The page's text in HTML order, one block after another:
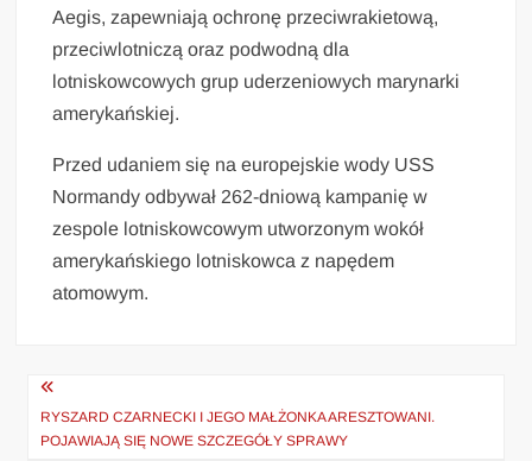
Aegis, zapewniają ochronę przeciwrakietową,
przeciwlotniczą oraz podwodną dla
lotniskowcowych grup uderzeniowych marynarki
amerykańskiej.
Przed udaniem się na europejskie wody USS
Normandy odbywał 262-dniową kampanię w
zespole lotniskowcowym utworzonym wokół
amerykańskiego lotniskowca z napędem
atomowym.
Nawigacja
wpisu
RYSZARD CZARNECKI I JEGO MAŁŻONKA ARESZTOWANI.
POJAWIAJĄ SIĘ NOWE SZCZEGÓŁY SPRAWY